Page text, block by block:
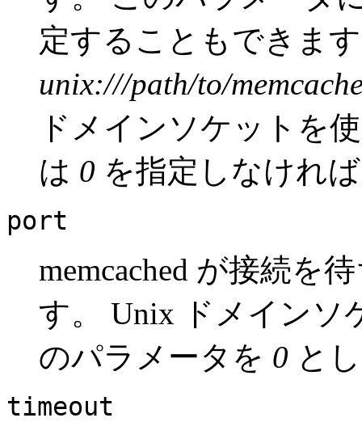
定することもできま
unix:///path/to/
ドメインソケットを
は 0 を指定しなけれ
port
memcached が接続を
す。 Unix ドメインソ
のパラメータを 0 と
timeout